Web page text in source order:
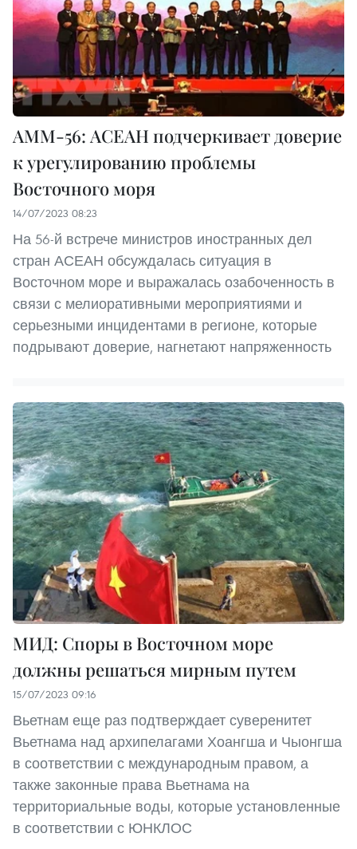
AMM-56: АСЕАН подчеркивает доверие
к урегулированию проблемы
Восточного моря
14/07/2023 08:23
На 56-й встрече министров иностранных дел
стран АСЕАН обсуждалась ситуация в
Восточном море и выражалась озабоченность в
связи с мелиоративными мероприятиями и
серьезными инцидентами в регионе, которые
подрывают доверие, нагнетают напряженность
МИД: Споры в Восточном море
должны решаться мирным путем
15/07/2023 09:16
Вьетнам еще раз подтверждает суверенитет
Вьетнама над архипелагами Хоангша и Чыонгша
в соответствии с международным правом, а
также законные права Вьетнама на
территориальные воды, которые установленные
в соответствии с ЮНКЛОС